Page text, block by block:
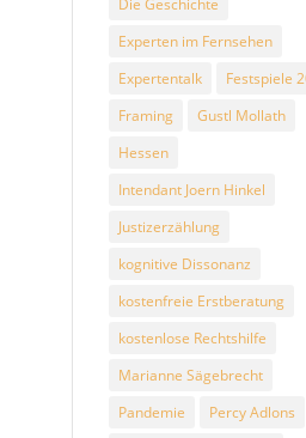
Die Geschichte
Experten im Fernsehen
Expertentalk
Festspiele
Framing
Gustl Mollath
Hessen
Intendant Joern Hinkel
Justizerzählung
kognitive Dissonanz
kostenfreie Erstberatung
kostenlose Rechtshilfe
Marianne Sägebrecht
Pandemie
Percy Adlons